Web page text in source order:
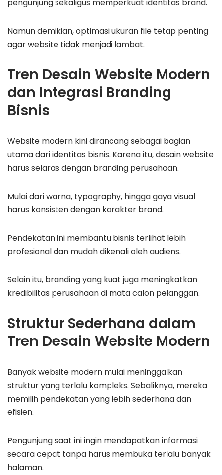
pengunjung sekaligus memperkuat identitas brand.
Namun demikian, optimasi ukuran file tetap penting
agar website tidak menjadi lambat.
Tren Desain Website Modern
dan Integrasi Branding
Bisnis
Website modern kini dirancang sebagai bagian
utama dari identitas bisnis. Karena itu, desain website
harus selaras dengan branding perusahaan.
Mulai dari warna, typography, hingga gaya visual
harus konsisten dengan karakter brand.
Pendekatan ini membantu bisnis terlihat lebih
profesional dan mudah dikenali oleh audiens.
Selain itu, branding yang kuat juga meningkatkan
kredibilitas perusahaan di mata calon pelanggan.
Struktur Sederhana dalam
Tren Desain Website Modern
Banyak website modern mulai meninggalkan
struktur yang terlalu kompleks. Sebaliknya, mereka
memilih pendekatan yang lebih sederhana dan
efisien.
Pengunjung saat ini ingin mendapatkan informasi
secara cepat tanpa harus membuka terlalu banyak
halaman.